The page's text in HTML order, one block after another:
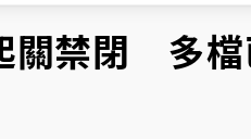
羈押庭
降雨熱區曝
關禁閉 多檔